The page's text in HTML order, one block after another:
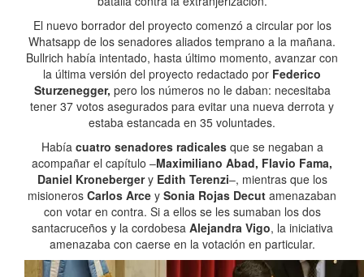
El nuevo borrador del proyecto comenzó a circular por los
Whatsapp de los senadores aliados temprano a la mañana.
Bullrich había intentado, hasta último momento, avanzar con
la última versión del proyecto redactado por Federico
Sturzenegger, pero los números no le daban: necesitaba
tener 37 votos asegurados para evitar una nueva derrota y
estaba estancada en 35 voluntades.
Habíacuatro senadores radicales que se negaban a
acompañar el capítulo –Maximiliano Abad, Flavio Fama,
Daniel Kronebergery Edith Terenzi–, mientras que los
misioneros Carlos Arce y Sonia Rojas Decut amenazaban
con votar en contra. Si a ellos se les sumaban los dos
santacruceños y la cordobesa Alejandra Vigo, la iniciativa
amenazaba con caerse en la votación en particular.